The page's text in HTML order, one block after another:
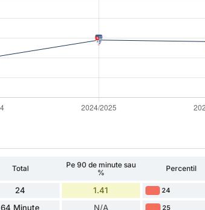
Total
Pe 90 de minute sau
%
Percentil
24 1.41 24
64 Minute N/A 25